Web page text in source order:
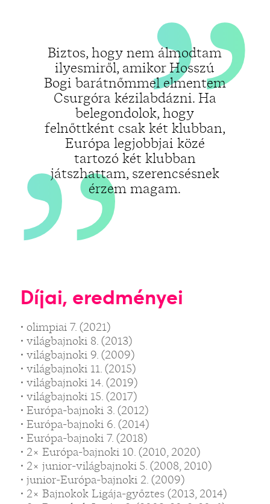
Biztos, hogy nem álmodtam
ilyesmiről, amikor Hosszú
Bogi barátnőmmel elmentem
Csurgóra kézilabdázni. Ha
belegondolok, hogy
felnőttként csak két klubban,
Európa legjobbjai közé
tartozó két klubban
játszhattam, szerencsésnek
érzem magam.
„
Díjai, eredményei
• olimpiai 7. (2021)
• világbajnoki 8. (2013)
• világbajnoki 9. (2009)
• világbajnoki 11. (2015)
• világbajnoki 14. (2019)
• világbajnoki 15. (2017)
• Európa-bajnoki 3. (2012)
• Európa-bajnoki 6. (2014)
• Európa-bajnoki 7. (2018)
• 2× Európa-bajnoki 10. (2010, 2020)
• 2× junior-világbajnoki 5. (2008, 2010)
• junior-Európa-bajnoki 2. (2009)
• 2× Bajnokok Ligája-győztes (2013, 2014)